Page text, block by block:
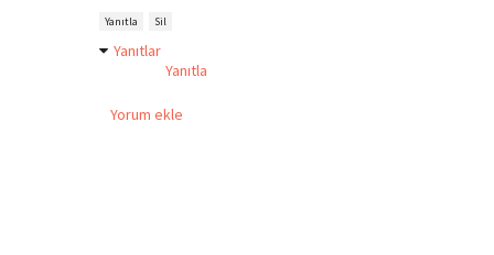
Yanıtla Sil
Yanıtlar
Yanıtla
Yorum ekle